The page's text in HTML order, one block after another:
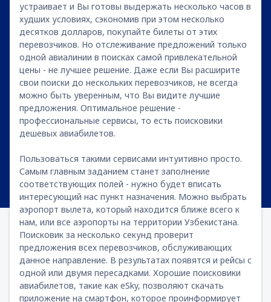
устраивает и Вы готовы выдержать несколько часов в
худших условиях, сэкономив при этом несколько
десятков долларов, покупайте билеты от этих
перевозчиков. Но отслеживание предложений только
одной авиалинии в поисках самой привлекательной
цены - не лучшее решение. Даже если Вы расширите
свои поиски до нескольких перевозчиков, не всегда
можно быть уверенным, что Вы видите лучшие
предложения. Оптимальное решение -
профессиональные сервисы, то есть поисковики
дешевых авиабилетов.
Пользоваться такими сервисами интуитивно просто.
Самым главным заданием станет заполнение
соответствующих полей - нужно будет вписать
интересующий нас пункт назначения. Можно выбрать
аэропорт вылета, который находится ближе всего к
нам, или все аэропорты на территории Узбекистана.
Поисковик за несколько секунд проверит
предложения всех перевозчиков, обслуживающих
данное направление. В результатах появятся и рейсы с
одной или двумя пересадками. Хорошие поисковики
авиабилетов, такие как eSky, позволяют скачать
приложение на смартфон, которое проинформирует